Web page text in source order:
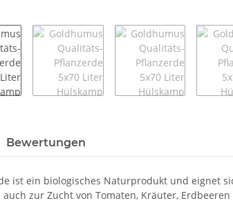
anzeigen
Bewertungen
ist ein biologisches Naturprodukt und eignet
zur Zucht von Tomaten, Kräuter,